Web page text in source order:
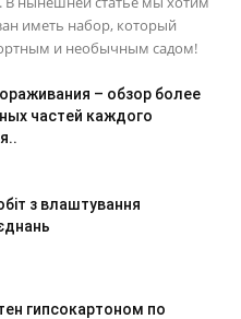
иметь набор, который
и необычным садом!
– обзор более
частей каждого
з влаштування
гипсокартоном по